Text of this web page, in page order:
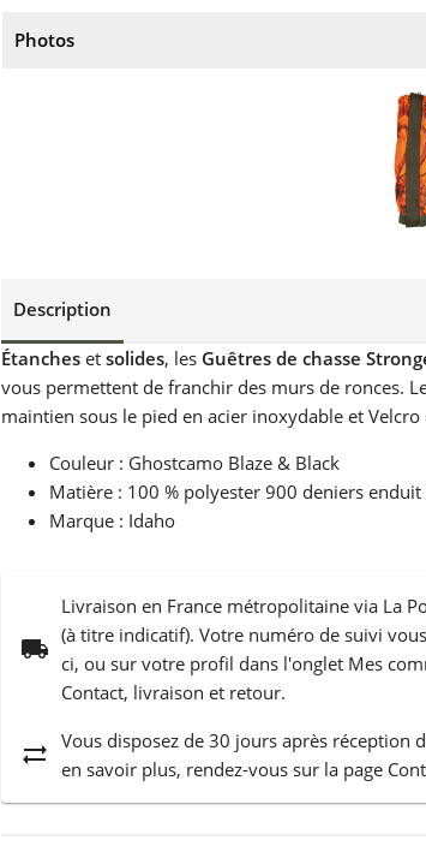
Photos
Description
Étanches et solides, les Guêtres de chasse
vous permettent de franchir des murs de ronces.
maintien sous le pied en acier inoxydable et
Couleur : Ghostcamo Blaze & Black
Matière : 100 % polyester 900 deniers
Marque : Idaho
local_shipping
Livraison en France métropolitaine via La
(à titre indicatif). Votre numéro de suivi
ci, ou sur votre profil dans l'onglet Mes
Contact, livraison et retour.
sync_alt Vous disposez de 30 jours après
en savoir plus, rendez-vous sur la page